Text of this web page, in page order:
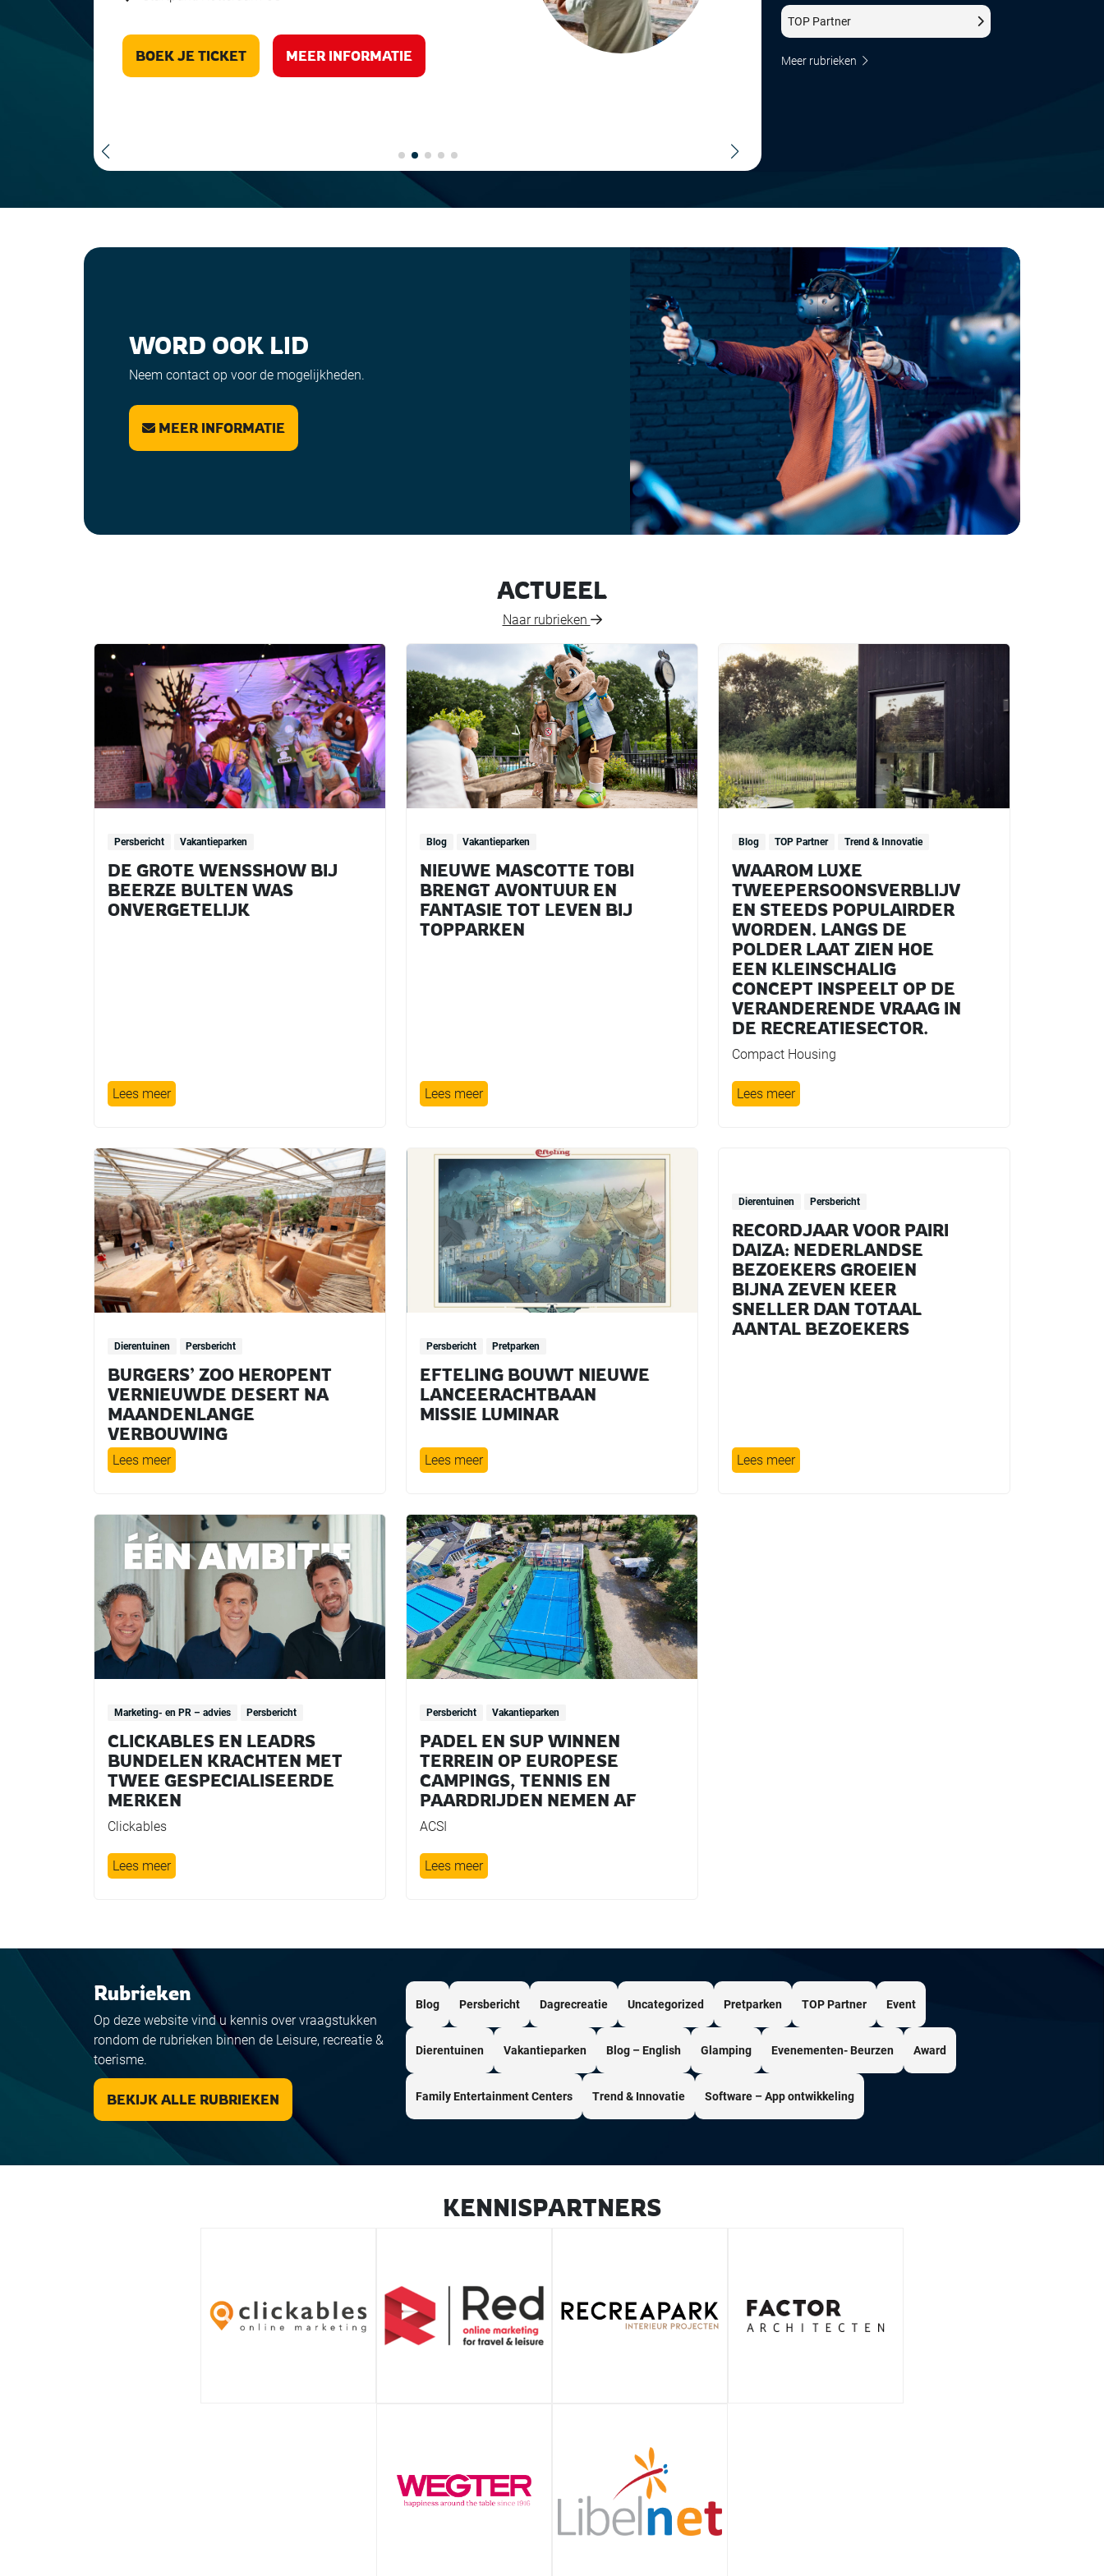
BOEK JE TICKET MEER INFORMATIE
De Parel Van Horsterwold
TOP Partner
Meer rubrieken
WORD OOK LID
Neem contact op voor de mogelijkheden.
MEER INFORMATIE
ACTUEEL
Naar rubrieken
Persbericht Vakantieparken
DE GROTE WENSSHOW BIJ
BEERZE BULTEN WAS
ONVERGETELIJK
Lees meer
Blog Vakantieparken
NIEUWE MASCOTTE TOBI
BRENGT AVONTUUR EN
FANTASIE TOT LEVEN BIJ
TOPPARKEN
Lees meer
Blog TOP Partner Trend & Innovatie
WAAROM LUXE
TWEEPERSOONSVERBLIJV
EN STEEDS POPULAIRDER
WORDEN. LANGS DE
POLDER LAAT ZIEN HOE
EEN KLEINSCHALIG
CONCEPT INSPEELT OP DE
VERANDERENDE VRAAG IN
DE RECREATIESECTOR.
Compact Housing
Lees meer
Dierentuinen Persbericht
BURGERS’ ZOO HEROPENT
VERNIEUWDE DESERT NA
MAANDENLANGE
VERBOUWING
Lees meer
Persbericht Pretparken
EFTELING BOUWT NIEUWE
LANCEERACHTBAAN
MISSIE LUMINAR
Lees meer
Dierentuinen Persbericht
RECORDJAAR VOOR PAIRI
DAIZA: NEDERLANDSE
BEZOEKERS GROEIEN
BIJNA ZEVEN KEER
SNELLER DAN TOTAAL
AANTAL BEZOEKERS
Lees meer
Marketing- en PR – advies Persbericht
CLICKABLES EN LEADRS
BUNDELEN KRACHTEN MET
TWEE GESPECIALISEERDE
MERKEN
Clickables
Lees meer
Persbericht Vakantieparken
PADEL EN SUP WINNEN
TERREIN OP EUROPESE
CAMPINGS, TENNIS EN
PAARDRIJDEN NEMEN AF
ACSI
Lees meer
Rubrieken
Op deze website vind u kennis over vraagstukken
rondom de rubrieken binnen de Leisure, recreatie &
toerisme.
BEKIJK ALLE RUBRIEKEN
Blog Persbericht Dagrecreatie Uncategorized Pretparken TOP Partner Event
Dierentuinen Vakantieparken Blog – English Glamping Evenementen- Beurzen Award
Family Entertainment Centers Trend & Innovatie Software – App ontwikkeling
KENNISPARTNERS